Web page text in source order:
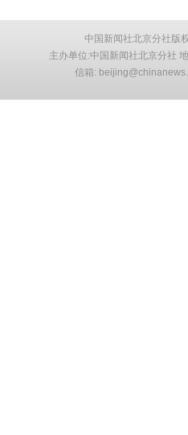
中国新闻社北京分社版
主办单位:中国新闻社北京分社
信箱: